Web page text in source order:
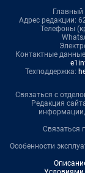
Адрес редакции:
Телефоны
Контактные
Техподдержка:
Связаться с
Редакция
Связаться
Особенности